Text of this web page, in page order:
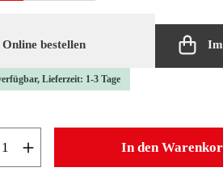
Online bestellen
Lieferzeit: 1-3 Tage
Anzahl: Gib den
In den